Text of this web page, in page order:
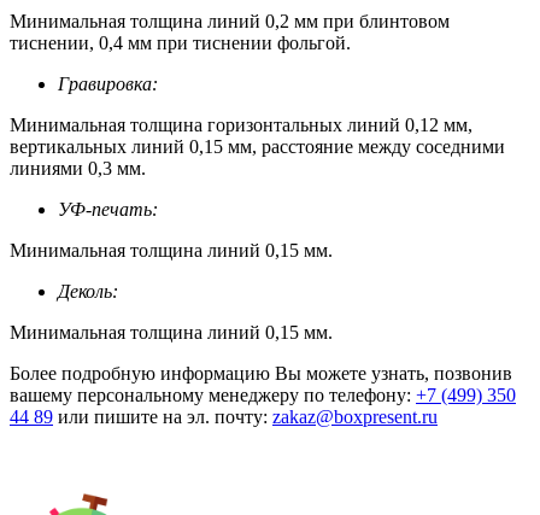
Минимальная толщина линий 0,2 мм при блинтовом
тиснении, 0,4 мм при тиснении фольгой.
Гравировка:
Минимальная толщина горизонтальных линий 0,12 мм,
вертикальных линий 0,15 мм, расстояние между соседними
линиями 0,3 мм.
УФ-печать:
Минимальная толщина линий 0,15 мм.
Деколь:
Минимальная толщина линий 0,15 мм.
Более подробную информацию Вы можете узнать, позвонив
вашему персональному менеджеру по телефону: +7 (499) 350
44 89 или пишите на эл. почту: zakaz@boxpresent.ru